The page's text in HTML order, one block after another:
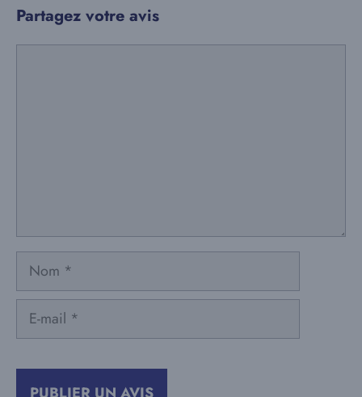
Partagez votre avis
Nom
mail